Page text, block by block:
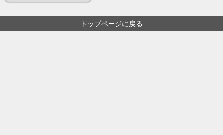
トップページに戻る